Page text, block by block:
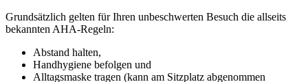
Grundsätzlich gelten für Ihren unbeschwerten Besuch die allseits
bekannten AHA-Regeln:
Abstand halten,
Handhygiene befolgen und
Alltagsmaske tragen (kann am Sitzplatz abgenommen